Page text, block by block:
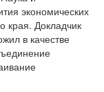
экономических
края. Докладчик
в качестве